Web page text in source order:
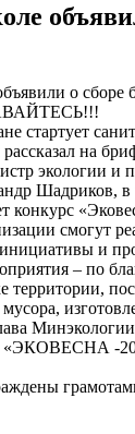
стартует
на
экологии и
Шадриков, в
конкурс
смогут
и
– по
территории,
«ЭКОВЕСНА -